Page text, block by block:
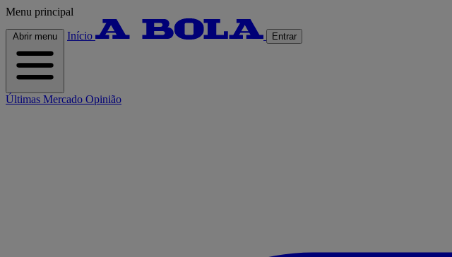
Menu principal
Abrir menu Início Entrar
Últimas Mercado Opinião